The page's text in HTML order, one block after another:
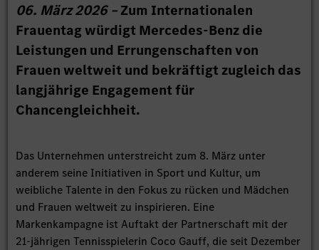
06. März 2026 –Zum Internationalen
Frauentag würdigt Mercedes-Benz die
Leistungen und Errungenschaften von
Frauen weltweit und bekräftigt zugleich das
langjährige Engagement für
Chancengleichheit.
Das Unternehmen unterstreicht zum 8. März unter
anderem seine Initiativen in Sport und Kultur, um
weibliche Talente in den Fokus zu rücken und Mädchen
und Frauen weltweit zu inspirieren. Eine
Markenkampagne ist Auftakt der Partnerschaft mit der
21‑jährigen Tennisspielerin Coco Gauff, die seit Dezember